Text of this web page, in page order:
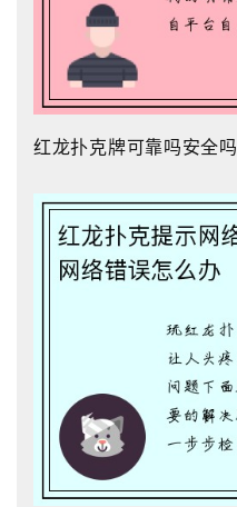
红龙扑克牌可靠吗安全吗